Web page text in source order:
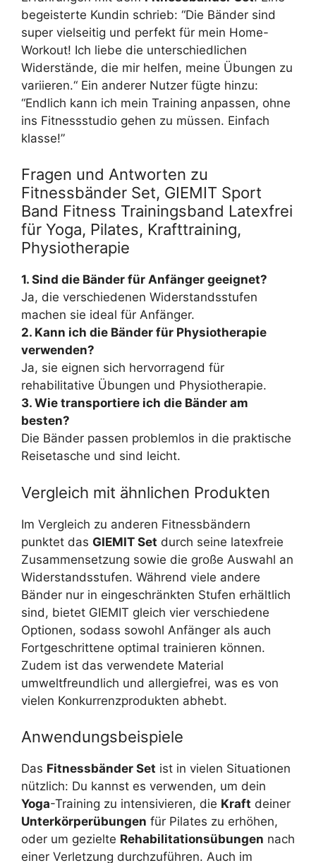
begeisterte Kundin schrieb: “Die Bänder sind
super vielseitig und perfekt für mein Home-
Workout! Ich liebe die unterschiedlichen
Widerstände, die mir helfen, meine Übungen zu
variieren.“ Ein anderer Nutzer fügte hinzu:
“Endlich kann ich mein Training anpassen, ohne
ins Fitnessstudio gehen zu müssen. Einfach
klasse!”
Fragen und Antworten zu
Fitnessbänder Set, GIEMIT Sport
Band Fitness Trainingsband Latexfrei
für Yoga, Pilates, Krafttraining,
Physiotherapie
1. Sind die Bänder für Anfänger geeignet?
Ja, die verschiedenen Widerstandsstufen
machen sie ideal für Anfänger.
2. Kann ich die Bänder für Physiotherapie
verwenden?
Ja, sie eignen sich hervorragend für
rehabilitative Übungen und Physiotherapie.
3. Wie transportiere ich die Bänder am
besten?
Die Bänder passen problemlos in die praktische
Reisetasche und sind leicht.
Vergleich mit ähnlichen Produkten
Im Vergleich zu anderen Fitnessbändern
punktet das GIEMIT Set durch seine latexfreie
Zusammensetzung sowie die große Auswahl an
Widerstandsstufen. Während viele andere
Bänder nur in eingeschränkten Stufen erhältlich
sind, bietet GIEMIT gleich vier verschiedene
Optionen, sodass sowohl Anfänger als auch
Fortgeschrittene optimal trainieren können.
Zudem ist das verwendete Material
umweltfreundlich und allergiefrei, was es von
vielen Konkurrenzprodukten abhebt.
Anwendungsbeispiele
Das Fitnessbänder Set ist in vielen Situationen
nützlich: Du kannst es verwenden, um dein
Yoga-Training zu intensivieren, die Kraft deiner
Unterkörperübungen für Pilates zu erhöhen,
oder um gezielte Rehabilitationsübungen nach
einer Verletzung durchzuführen. Auch im